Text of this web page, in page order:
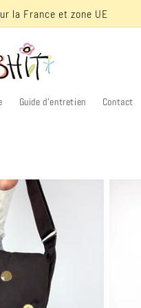
avec le code "UPZNKISS"
Guide d'entretien Contact